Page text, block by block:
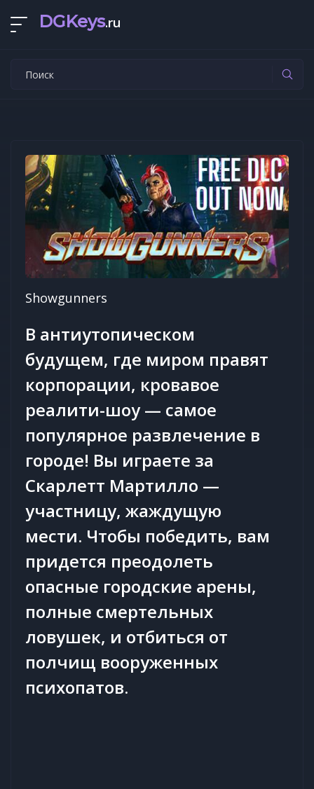
DGKeys.ru
Showgunners
В антиутопическом
будущем, где миром правят
корпорации, кровавое
реалити-шоу — самое
популярное развлечение в
городе! Вы играете за
Скарлетт Мартилло —
участницу, жаждущую
мести. Чтобы победить, вам
придется преодолеть
опасные городские арены,
полные смертельных
ловушек, и отбиться от
полчищ вооруженных
психопатов.